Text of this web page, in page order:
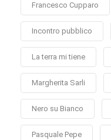
Francesco Cupparo
Incontro pubblico
La terra mi tiene
Margherita Sarli
Nero su Bianco
Pasquale Pepe